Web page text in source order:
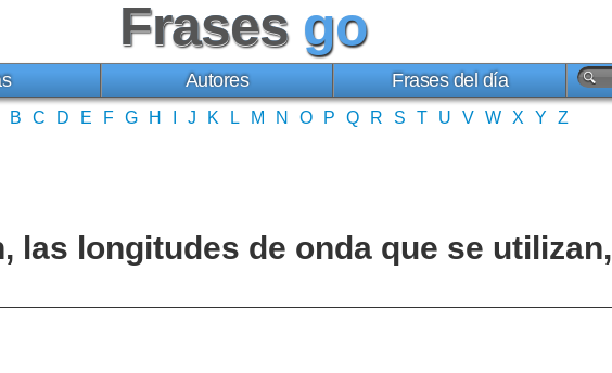
Frases go
Autores Frases del día
B C D E F G H J K L M N O P Q R S T U V W X Y Z
las longitudes de onda que se